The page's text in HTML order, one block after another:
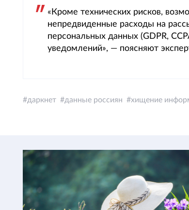
«Кроме технических рисков,
непредвиденные расходы на
персональных данных (GDPR,
уведомлений», — поясняют
даркнет данные россиян хищение